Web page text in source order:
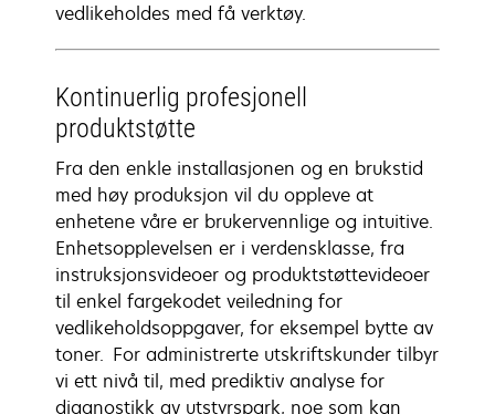
vedlikeholdes med få verktøy.
Kontinuerlig profesjonell
produktstøtte
Fra den enkle installasjonen og en brukstid
med høy produksjon vil du oppleve at
enhetene våre er brukervennlige og intuitive.
Enhetsopplevelsen er i verdensklasse, fra
instruksjonsvideoer og produktstøttevideoer
til enkel fargekodet veiledning for
vedlikeholdsoppgaver, for eksempel bytte av
toner. For administrerte utskriftskunder tilbyr
vi ett nivå til, med prediktiv analyse for
diagnostikk av utstyrspark, noe som kan